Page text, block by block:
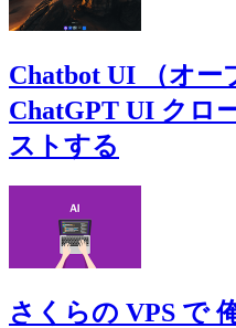
Chatbot UI （オー
ChatGPT UI クロ
ストする
さくらの VPS で